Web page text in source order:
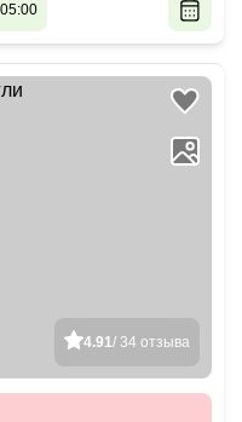
4.91/ 34 отзыва